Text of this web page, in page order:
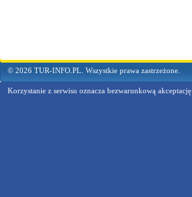
© 2026 TUR-INFO.PL. Wszystkie prawa zastrzeżone.
Korzystanie z serwisu oznacza bezwarunkową akceptację